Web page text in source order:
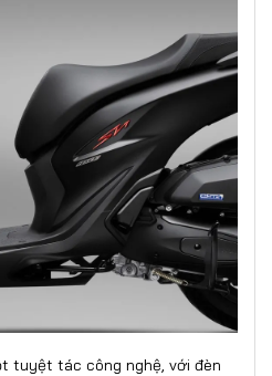
tuyệt tác công nghệ, với đèn